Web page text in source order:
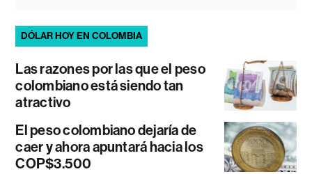
DÓLAR HOY EN COLOMBIA
Las razones por las que el peso
colombiano está siendo tan
atractivo
El peso colombiano dejaría de
caer y ahora apuntará hacia los
COP$3.500